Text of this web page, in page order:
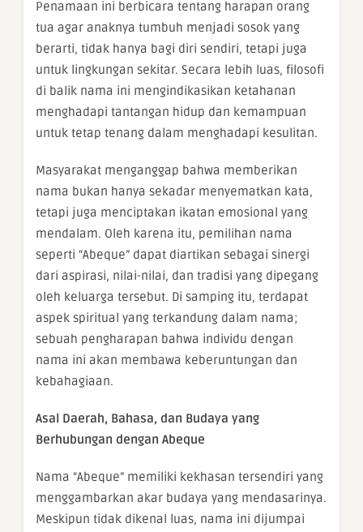
Penamaan ini berbicara tentang harapan orang
tua agar anaknya tumbuh menjadi sosok yang
berarti, tidak hanya bagi diri sendiri, tetapi juga
untuk lingkungan sekitar. Secara lebih luas, filosofi
di balik nama ini mengindikasikan ketahanan
menghadapi tantangan hidup dan kemampuan
untuk tetap tenang dalam menghadapi kesulitan.
Masyarakat menganggap bahwa memberikan
nama bukan hanya sekadar menyematkan kata,
tetapi juga menciptakan ikatan emosional yang
mendalam. Oleh karena itu, pemilihan nama
seperti “Abeque” dapat diartikan sebagai sinergi
dari aspirasi, nilai-nilai, dan tradisi yang dipegang
oleh keluarga tersebut. Di samping itu, terdapat
aspek spiritual yang terkandung dalam nama;
sebuah pengharapan bahwa individu dengan
nama ini akan membawa keberuntungan dan
kebahagiaan.
Asal Daerah, Bahasa, dan Budaya yang
Berhubungan dengan Abeque
Nama “Abeque” memiliki kekhasan tersendiri yang
menggambarkan akar budaya yang mendasarinya.
Meskipun tidak dikenal luas, nama ini dijumpai